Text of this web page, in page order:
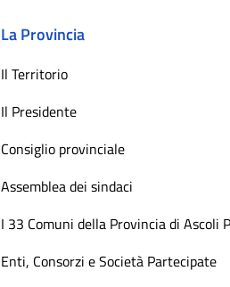
La Provincia
Il Territorio
Il Presidente
Consiglio provinciale
Assemblea dei sindaci
I 33 Comuni della Provincia di Ascoli
Enti, Consorzi e Società Partecipate